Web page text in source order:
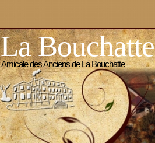
La Bouchatte
Amicale des Anciens de La Bouchatte